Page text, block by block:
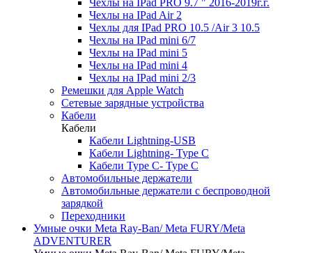
Чехлы на IPad PRO 9.7 " 2016-2019г.г.
Чехлы на IPad Air 2
Чехлы для IPad PRO 10.5 /Air 3 10.5
Чехлы на IPad mini 6/7
Чехлы на IPad mini 5
Чехлы на IPad mini 4
Чехлы на IPad mini 2/3
Ремешки для Apple Watch
Сетевые зарядные устройства
Кабели
Кабели
Кабели Lightning-USB
Кабели Lightning- Type C
Кабели Type C- Type C
Автомобильные держатели
Автомобильные держатели с беспроводной
зарядкой
Переходники
Умные очки Meta Ray-Ban/ Meta FURY/Meta
ADVENTURER